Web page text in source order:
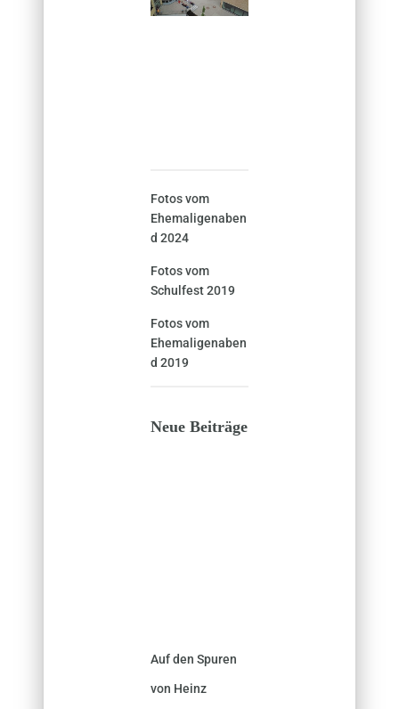
Fotos vom
Ehemaligenaben
d 2024
Fotos vom
Schulfest 2019
Fotos vom
Ehemaligenaben
d 2019
Neue Beiträge
Auf den Spuren
von Heinz